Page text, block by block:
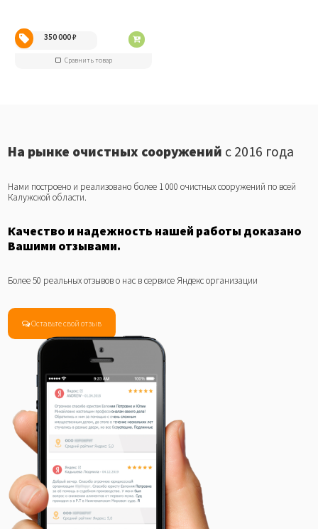
350 000₽
Сравнить товар
На рынке очистных сооружений с 2016 года
Нами построено и реализовано более 1 000 очистных сооружений по всей
Калужской области.
Качество и надежность нашей работы доказано
Вашими отзывами.
Более 50 реальных отзывов о нас в сервисе Яндекс организации
Оставьте свой отзыв